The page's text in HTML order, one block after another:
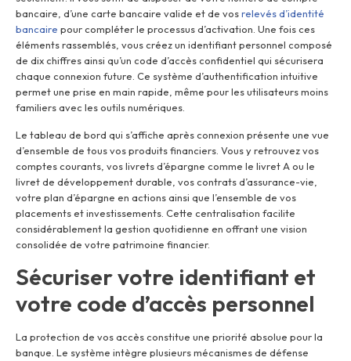
bancaire, d’une carte bancaire valide et de vosrelevés d’identité
bancaire pour compléter le processus d’activation. Une fois ces
éléments rassemblés, vous créez un identifiant personnel composé
de dix chiffres ainsi qu’un code d’accès confidentiel qui sécurisera
chaque connexion future. Ce système d’authentification intuitive
permet une prise en main rapide, même pour les utilisateurs moins
familiers avec les outils numériques.
Le tableau de bord qui s’affiche après connexion présente une vue
d’ensemble de tous vos produits financiers. Vous y retrouvez vos
comptes courants, vos livrets d’épargne comme le livret A ou le
livret de développement durable, vos contrats d’assurance-vie,
votre plan d’épargne en actions ainsi que l’ensemble de vos
placements et investissements. Cette centralisation facilite
considérablement la gestion quotidienne en offrant une vision
consolidée de votre patrimoine financier.
Sécuriser votre identifiant et
votre code d’accès personnel
La protection de vos accès constitue une priorité absolue pour la
banque. Le système intègre plusieurs mécanismes de défense